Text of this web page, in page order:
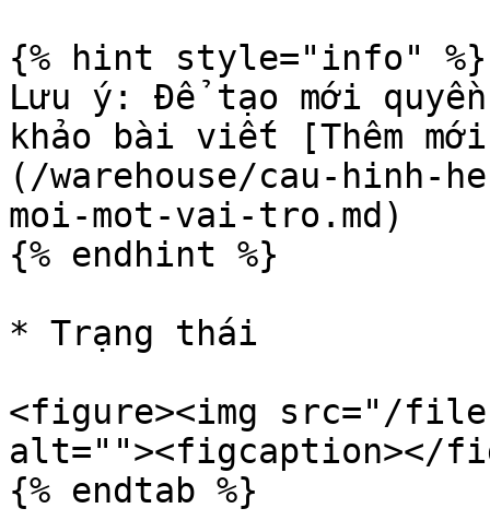
{% hint style="info" %}
Lưu ý: Để tạo mới
khảo bài viết [Thêm
(/warehouse/cau-hinh-
moi-mot-vai-tro.md)
{% endhint %}
* Trạng thái
<figure><img src="/files/
alt=""><figcaption></
{% endtab %}